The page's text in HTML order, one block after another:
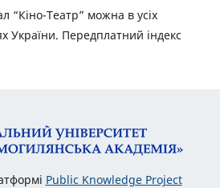
“Кіно-Театр” можна в усіх
України. Передплатний індекс
Public Knowledge Project